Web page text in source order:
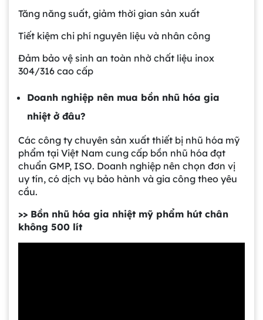
Tăng năng suất, giảm thời gian sản xuất
Tiết kiệm chi phí nguyên liệu và nhân công
Đảm bảo vệ sinh an toàn nhờ chất liệu inox
304/316 cao cấp
Doanh nghiệp nên mua bồn nhũ hóa gia
nhiệt ở đâu?
Các công ty chuyên sản xuất thiết bị nhũ hóa mỹ
phẩm tại Việt Nam cung cấp bồn nhũ hóa đạt
chuẩn GMP, ISO. Doanh nghiệp nên chọn đơn vị
uy tín, có dịch vụ bảo hành và gia công theo yêu
cầu.
>> Bồn nhũ hóa gia nhiệt mỹ phẩm hút chân
không 500 lít